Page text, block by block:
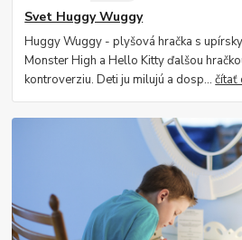
Svet Huggy Wuggy
Huggy Wuggy - plyšová hračka s
Monster High a Hello Kitty ďalšou
kontroverziu. Deti ju milujú a dosp...čítať